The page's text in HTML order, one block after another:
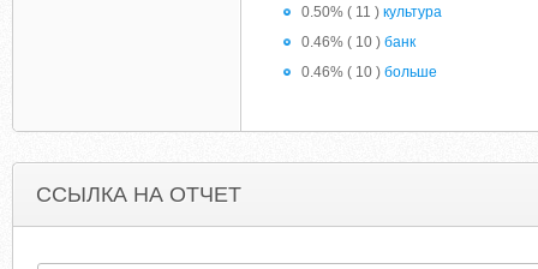
0.50% ( 11 ) культура
0.46% ( 10 ) банк
0.46% ( 10 ) больше
ССЫЛКА НА ОТЧЕТ